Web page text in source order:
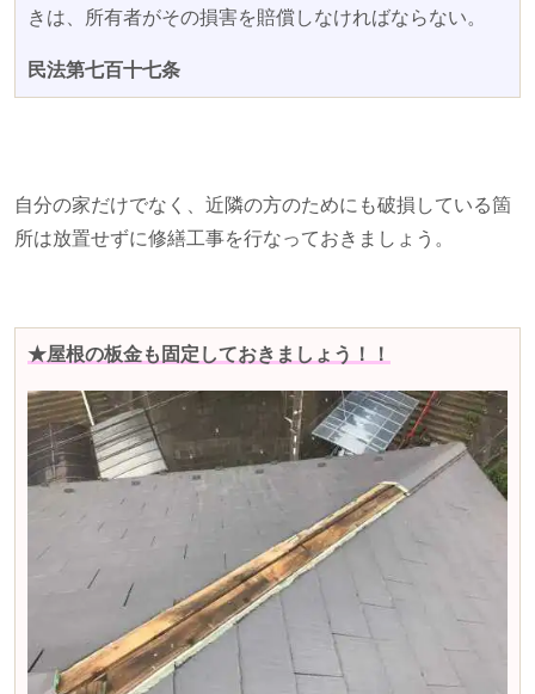
きは、所有者がその損害を賠償しなければならない。
民法第七百十七条
自分の家だけでなく、近隣の方のためにも破損している箇
所は放置せずに修繕工事を行なっておきましょう。
★屋根の板金も固定しておきましょう！！